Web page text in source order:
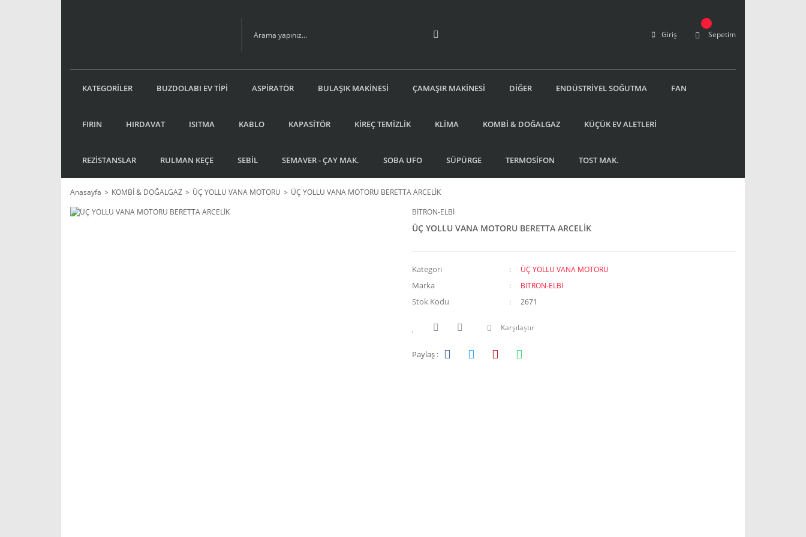
Giriş Sepetim
KATEGORİLER BUZDOLABI EV TİPİ ASPİRATÖR BULAŞIK MAKİNESİ ÇAMAŞIR MAKİNESİ DİĞER ENDÜSTRİYEL SOĞUTMA FAN
FIRIN HIRDAVAT ISITMA KABLO KAPASİTÖR KİREÇ TEMİZLİK KLİMA KOMBİ & DOĞALGAZ KÜÇÜK EV ALETLERİ
REZİSTANSLAR RULMAN KEÇE SEBİL SEMAVER - ÇAY MAK. SOBA UFO SÜPÜRGE TERMOSİFON TOST MAK.
Anasayfa KOMBİ & DOĞALGAZ ÜÇ YOLLU VANA MOTORU
ÜÇ YOLLU VANA MOTORU BERETTA ARCELİK
BİTRON-ELBİ
ÜÇ YOLLU VANA MOTORU BERETTA ARCELİK
Kategori ÜÇ YOLLU VANA MOTORU
Marka BİTRON-ELBİ
Stok Kodu 2671
Karşılaştır
Paylaş :